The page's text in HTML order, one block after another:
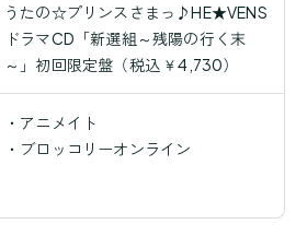
うたの☆プリンスさまっ♪HE★VENS
ドラマCD「新選組～残陽の行く末
～」初回限定盤 （税込 ￥4,730）
・ アニメイト
・ ブロッコリーオンライン